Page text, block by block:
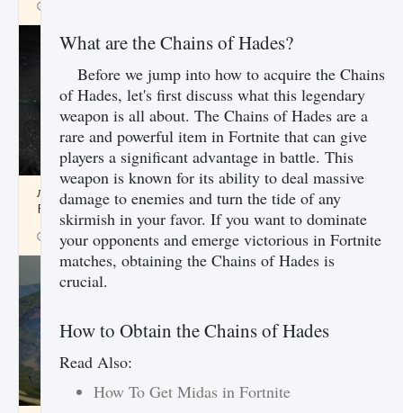
лицензии, лиги, команды и стадионы в EA
FC 25
9 августа 2024 2 395 0 2
What are the Chains of Hades?
Before we jump into how to acquire the Chains
of Hades, let's first discuss what this legendary
weapon is all about. The Chains of Hades are a
rare and powerful item in Fortnite that can give
players a significant advantage in battle. This
weapon is known for its ability to deal massive
damage to enemies and turn the tide of any
skirmish in your favor. If you want to dominate
your opponents and emerge victorious in Fortnite
matches, obtaining the Chains of Hades is
crucial.
How to Obtain the Chains of Hades
Read Also:
How To Get Midas in Fortnite